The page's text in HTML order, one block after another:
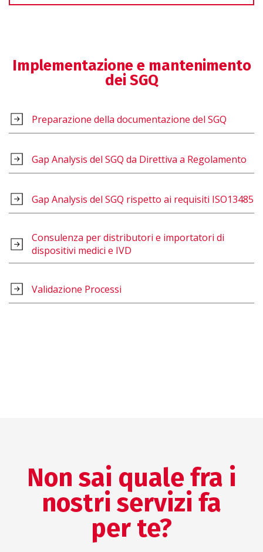
Implementazione e mantenimento
dei SGQ
Preparazione della documentazione del SGQ
Gap Analysis del SGQ da Direttiva a Regolamento
Gap Analysis del SGQ rispetto ai requisiti ISO13485
Consulenza per distributori e importatori di
dispositivi medici e IVD
Validazione Processi
Non sai quale fra i
nostri servizi fa
per te?